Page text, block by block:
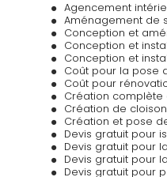
Agencement
Aménagement de
Conception et
Conception et
Conception et
Coût pour la pose
Coût pour
Création complète
Création de
Création et pose
Devis gratuit pour
Devis gratuit pour
Devis gratuit pour
Devis gratuit pour